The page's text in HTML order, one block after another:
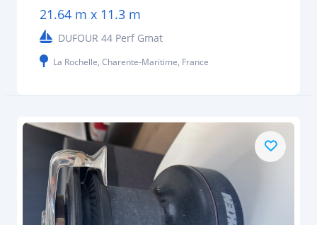
21.64 m x 11.3 m
DUFOUR 44 Perf Gmat
La Rochelle, Charente-Maritime, France